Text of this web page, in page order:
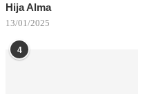
Hija Alma
13/01/2025
4